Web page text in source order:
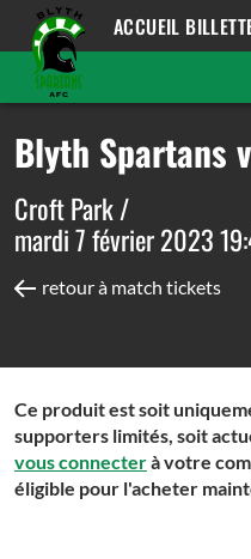
ACCUEIL
Blyth Spartans
Croft Park /
mardi 7 février 2023
retour à match tickets
Ce produit est soit
supporters limités, soit
vous connecterà votre
éligible pour l'acheter